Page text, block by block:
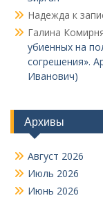
Надежда к
Галина
убиенных на
согрешения».
Иванович)
Архивы
Август 2026
Июль 2026
Июнь 2026